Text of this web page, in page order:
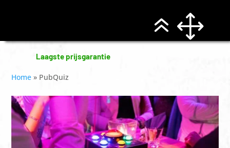
Laagste prijsgarantie
Home » PubQuiz